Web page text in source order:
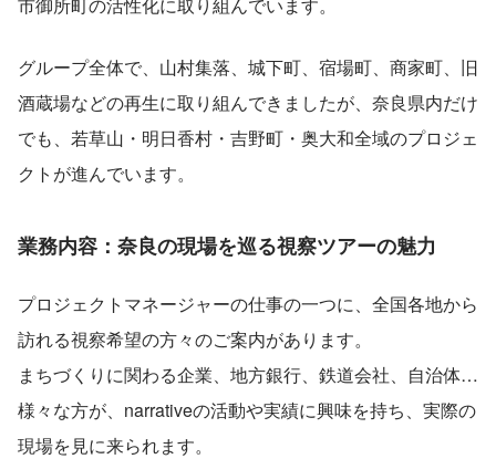
グループ全体で、山村集落、城下町、宿場町、商家町、旧
酒蔵場などの再生に取り組んできましたが、奈良県内だけ
でも、若草山・明日香村・吉野町・奥大和全域のプロジェ
クトが進んでいます。
業務内容：奈良の現場を巡る視察ツアーの魅力
プロジェクトマネージャーの仕事の一つに、全国各地から
訪れる視察希望の方々のご案内があります。
まちづくりに関わる企業、地方銀行、鉄道会社、自治体…
様々な方が、narrativeの活動や実績に興味を持ち、実際の
現場を見に来られます。